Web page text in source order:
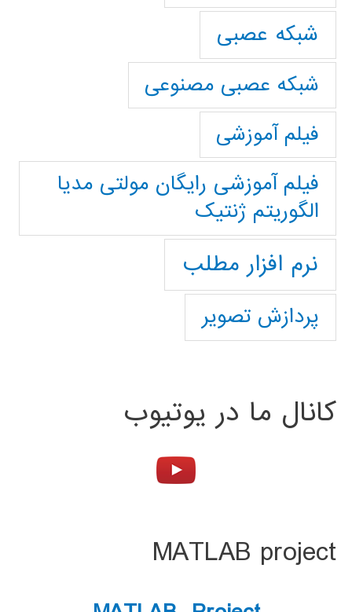
شبکه عصبی
شبکه عصبی مصنوعی
فیلم آموزشی
فیلم آموزشی رایگان مولتی مدیا
الگوریتم ژنتیک
نرم افزار مطلب
پردازش تصویر
کانال ما در یوتیوب
MATLAB project